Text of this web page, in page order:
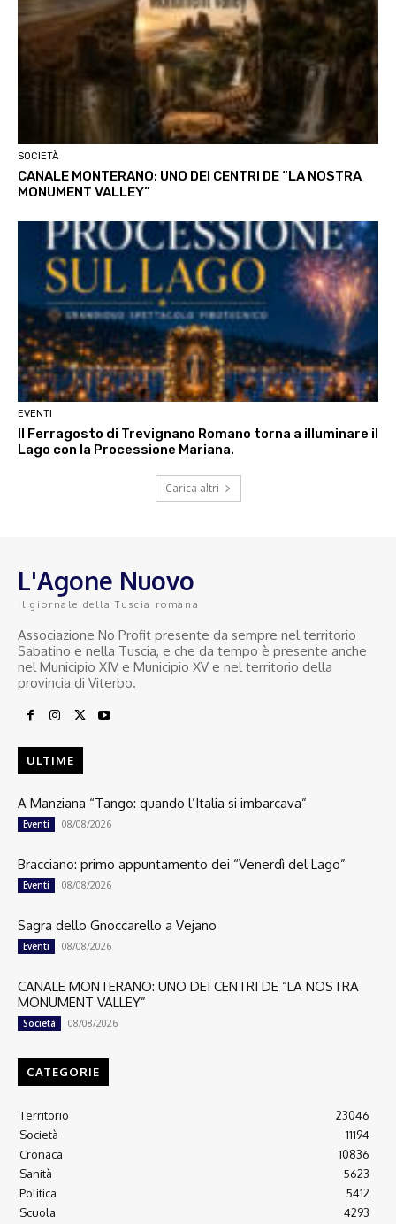
SOCIETÀ
CANALE MONTERANO: UNO DEI CENTRI DE “LA NOSTRA
MONUMENT VALLEY”
EVENTI
Il Ferragosto di Trevignano Romano torna a illuminare il
Lago con la Processione Mariana.
Carica altri
L'Agone Nuovo
Il giornale della Tuscia romana
Associazione No Profit presente da sempre nel territorio
Sabatino e nella Tuscia, e che da tempo è presente anche
nel Municipio XIV e Municipio XV e nel territorio della
provincia di Viterbo.
ULTIME
A Manziana “Tango: quando l’Italia si imbarcava”
Eventi 08/08/2026
Bracciano: primo appuntamento dei “Venerdì del Lago”
Eventi 08/08/2026
Sagra dello Gnoccarello a Vejano
Eventi 08/08/2026
CANALE MONTERANO: UNO DEI CENTRI DE “LA NOSTRA
MONUMENT VALLEY”
Società 08/08/2026
CATEGORIE
Territorio
23046
Società
11194
Cronaca
10836
Sanità
5623
Politica
5412
Scuola
4293